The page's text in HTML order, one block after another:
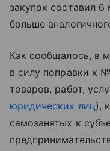
закупок составил 6
больше
Как сообщалось, в
в силу поправки к
товаров, работ,
юридических лиц),
самозанятых к